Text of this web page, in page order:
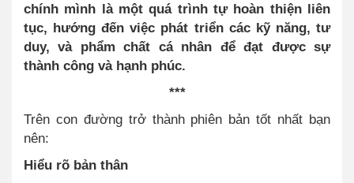
chính mình là một quá trình tự hoàn thiện liên
tục, hướng đến việc phát triển các kỹ năng, tư
duy, và phẩm chất cá nhân để đạt được sự
thành công và hạnh phúc.
***
Trên con đường trở thành phiên bản tốt nhất bạn
nên:
Hiểu rõ bản thân